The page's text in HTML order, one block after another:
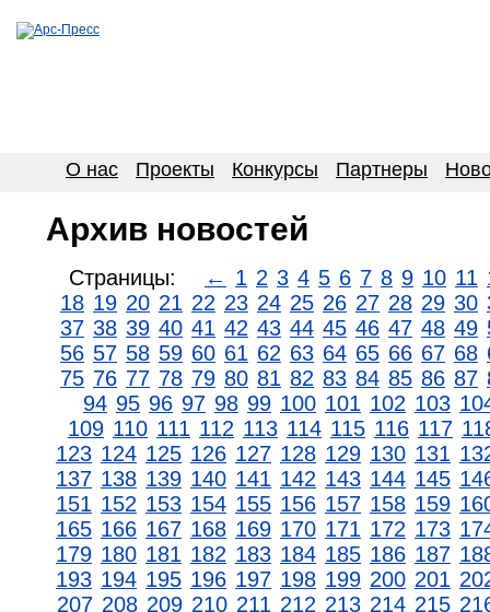
О нас Проекты Конкурсы Партнеры
Архив новостей
Страницы: ← 1 2 3 4 5 6 7 8 9 10 11
18 19 20 21 22 23 24 25 26 27 28 29 30
37 38 39 40 41 42 43 44 45 46 47 48 49
56 57 58 59 60 61 62 63 64 65 66 67 68
75 76 77 78 79 80 81 82 83 84 85 86 87
94 95 96 97 98 99 100 101 102 103
109 110 111 112 113 114 115 116 117
123 124 125 126 127 128 129 130 131
137 138 139 140 141 142 143 144 145
151 152 153 154 155 156 157 158 159
165 166 167 168 169 170 171 172 173
179 180 181 182 183 184 185 186 187
193 194 195 196 197 198 199 200 201
207 208 209 210 211 212 213 214 215